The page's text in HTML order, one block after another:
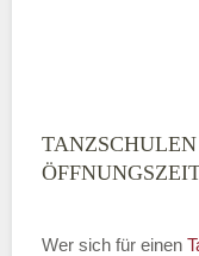
Wer sich für einen